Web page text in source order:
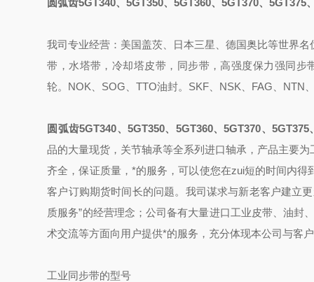
圆弧齿5GT340、5GT350、5GT360、5GT370、5GT375
我司专业经营：美国盖茨、日本三星、德国奥比等世界
带，水塔带，冷却塔皮带，同步带，高强度保力强同
轮。NOK、SOG、TTO油封。SKF、NSK、FAG、
圆弧齿5GT340、5GT350、5GT360、5GT370、5GT375
品的大量现货，关节轴承等全系列进口轴承，产品主要
齐全，保证质量，*的服务，可以使您在zui短的时间内
客户订购期货时间长的问题。我司谋求与新老客户建立
质服务”的经营理念；公司备有大量进口工业皮带、油封
术交流等方面向用户提供*的服务，充分体现本公司与客
工业同步带的型号